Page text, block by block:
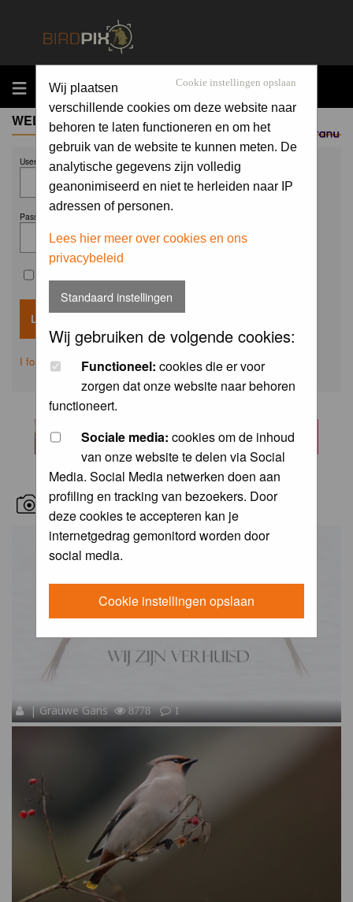
MENU
Sponsored by
Cookie instellingen opslaan
Wij plaatsen
verschillende cookies om deze website naar
behoren te laten functioneren en om het
gebruik van de website te kunnen meten. De
analytische gegevens zijn volledig
geanonimiseerd en niet te herleiden naar IP
adressen of personen.
Lees hier meer over cookies en ons
privacybeleid
Standaard instellingen
Wij gebruiken de volgende cookies:
Functioneel: cookies die er voor
zorgen dat onze website naar behoren
functioneert.
Sociale media: cookies om de inhoud
van onze website te delen via Social
Media. Social Media netwerken doen aan
profiling en tracking van bezoekers. Door
deze cookies te accepteren kan je
internetgedrag gemonitord worden door
social media.
Cookie instellingen opslaan
WELCOME GUEST
Username:
Password:
I forgot my password
RECENT BIRD PICS
| Grauwe Gans 8778 1